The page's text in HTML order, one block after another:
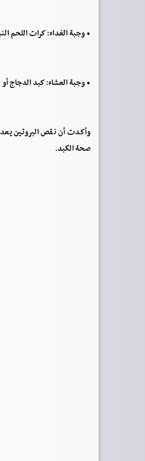
• وجبة الغداء: كرات اللحم
• وجبة العشاء: كبد الدجاج
وأكدت أن نقص البروتين يعد
صحة الكبد.